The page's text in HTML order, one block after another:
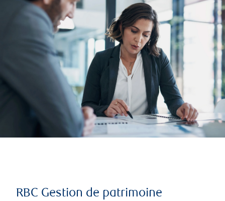
RBC Gestion de patrimoine